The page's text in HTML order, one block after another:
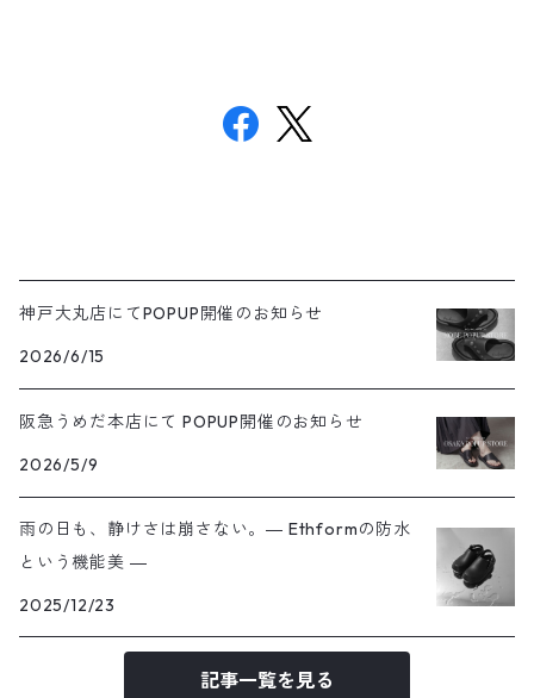
神戸大丸店にてPOPUP開催のお知らせ
2026/6/15
阪急うめだ本店にて POPUP開催のお知らせ
2026/5/9
雨の日も、静けさは崩さない。― Ethformの防水
という機能美 ―
2025/12/23
記事一覧を見る